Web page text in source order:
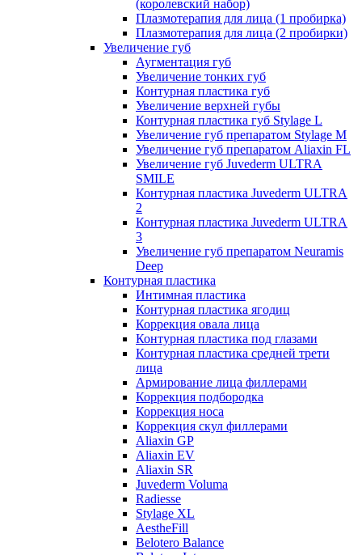
(королевский набор)
Плазмотерапия для лица (1 пробирка)
Плазмотерапия для лица (2 пробирки)
Увеличение губ
Аугментация губ
Увеличение тонких губ
Контурная пластика губ
Увеличение верхней губы
Контурная пластика губ Stylage L
Увеличение губ препаратом Stylage M
Увеличение губ препаратом Aliaxin FL
Увеличение губ Juvederm ULTRA
SMILE
Контурная пластика Juvederm ULTRA
2
Контурная пластика Juvederm ULTRA
3
Увеличение губ препаратом Neuramis
Deep
Контурная пластика
Интимная пластика
Контурная пластика ягодиц
Коррекция овала лица
Контурная пластика под глазами
Контурная пластика средней трети
лица
Армирование лица филлерами
Коррекция подбородка
Коррекция носа
Коррекция скул филлерами
Aliaxin GP
Aliaxin EV
Aliaxin SR
Juvederm Voluma
Radiesse
Stylage XL
AestheFill
Belotero Balance